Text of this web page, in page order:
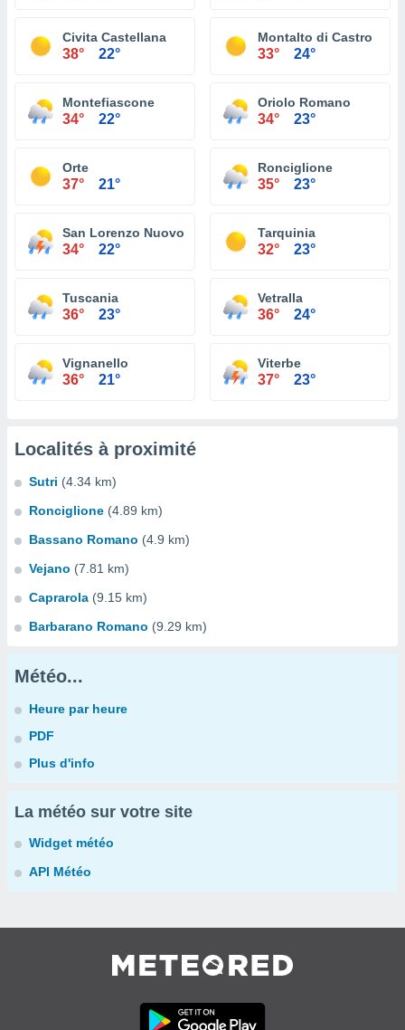
Civita Castellana
38° 22°
Montalto di Castro
33° 24°
Montefiascone
34° 22°
Oriolo Romano
34° 23°
Orte
37° 21°
Ronciglione
35° 23°
San Lorenzo Nuovo
34° 22°
Tarquinia
32° 23°
Tuscania
36° 23°
Vetralla
36° 24°
Vignanello
36° 21°
Viterbe
37° 23°
Localités à proximité
Sutri (4.34 km)
Ronciglione (4.89 km)
Bassano Romano (4.9 km)
Vejano (7.81 km)
Caprarola (9.15 km)
Barbarano Romano (9.29 km)
Météo...
Heure par heure
PDF
Plus d'info
La météo sur votre site
Widget météo
API Météo